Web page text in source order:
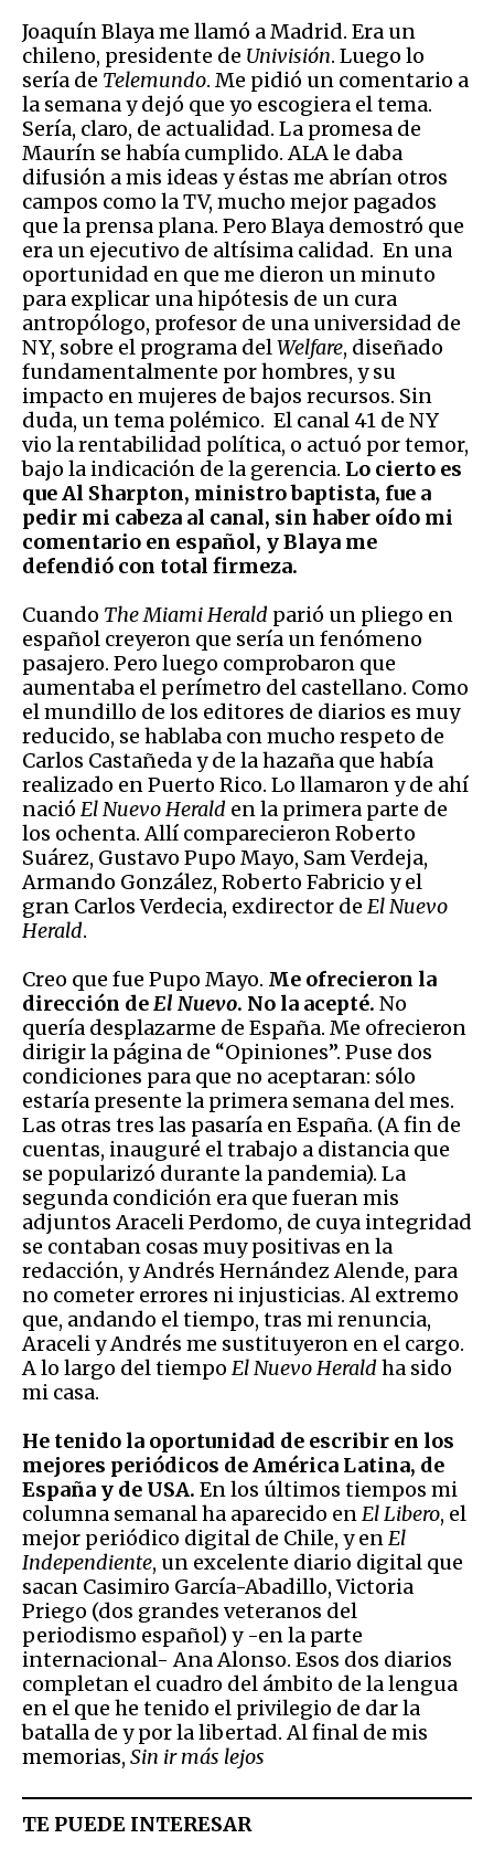
Joaquín Blaya me llamó a Madrid. Era un
chileno, presidente de Univisión. Luego lo
sería de Telemundo. Me pidió un comentario a
la semana y dejó que yo escogiera el tema.
Sería, claro, de actualidad. La promesa de
Maurín se había cumplido. ALA le daba
difusión a mis ideas y éstas me abrían otros
campos como la TV, mucho mejor pagados
que la prensa plana. Pero Blaya demostró que
era un ejecutivo de altísima calidad. En una
oportunidad en que me dieron un minuto
para explicar una hipótesis de un cura
antropólogo, profesor de una universidad de
NY, sobre el programa delWelfare, diseñado
fundamentalmente por hombres, y su
impacto en mujeres de bajos recursos. Sin
duda, un tema polémico. El canal 41 de NY
vio la rentabilidad política, o actuó por temor,
bajo la indicación de la gerencia. Lo cierto es
que Al Sharpton, ministro baptista, fue a
pedir mi cabeza al canal, sin haber oído mi
comentario en español, y Blaya me
defendió con total firmeza.
Cuando The Miami Herald parió un pliego en
español creyeron que sería un fenómeno
pasajero. Pero luego comprobaron que
aumentaba el perímetro del castellano. Como
el mundillo de los editores de diarios es muy
reducido, se hablaba con mucho respeto de
Carlos Castañeda y de la hazaña que había
realizado en Puerto Rico. Lo llamaron y de ahí
nació El Nuevo Herald en la primera parte de
los ochenta. Allí comparecieron Roberto
Suárez, Gustavo Pupo Mayo, Sam Verdeja,
Armando González, Roberto Fabricio y el
gran Carlos Verdecia, exdirector de El Nuevo
Herald.
Creo que fue Pupo Mayo. Me ofrecieron la
dirección deEl Nuevo. No la acepté. No
quería desplazarme de España. Me ofrecieron
dirigir la página de “Opiniones”. Puse dos
condiciones para que no aceptaran: sólo
estaría presente la primera semana del mes.
Las otras tres las pasaría en España. (A fin de
cuentas, inauguré el trabajo a distancia que
se popularizó durante la pandemia). La
segunda condición era que fueran mis
adjuntos Araceli Perdomo, de cuya integridad
se contaban cosas muy positivas en la
redacción, y Andrés Hernández Alende, para
no cometer errores ni injusticias. Al extremo
que, andando el tiempo, tras mi renuncia,
Araceli y Andrés me sustituyeron en el cargo.
A lo largo del tiempo El Nuevo Heraldha sido
mi casa.
He tenido la oportunidad de escribir en los
mejores periódicos de América Latina, de
España y de USA. En los últimos tiempos mi
columna semanal ha aparecido enEl Libero, el
mejor periódico digital de Chile, y enEl
Independiente, un excelente diario digital que
sacan Casimiro García-Abadillo, Victoria
Priego (dos grandes veteranos del
periodismo español) y -en la parte
internacional- Ana Alonso. Esos dos diarios
completan el cuadro del ámbito de la lengua
en el que he tenido el privilegio de dar la
batalla de y por la libertad. Al final de mis
memorias, Sin ir más lejos
TE PUEDE INTERESAR